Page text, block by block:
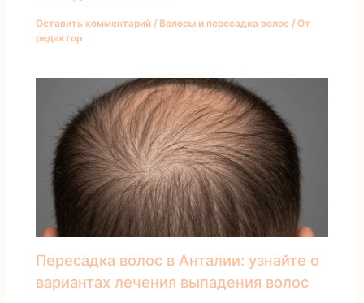
Оставить комментарий / Волосы и пересадка волос / От
редактор
Пересадка волос в Анталии: узнайте о
вариантах лечения выпадения волос